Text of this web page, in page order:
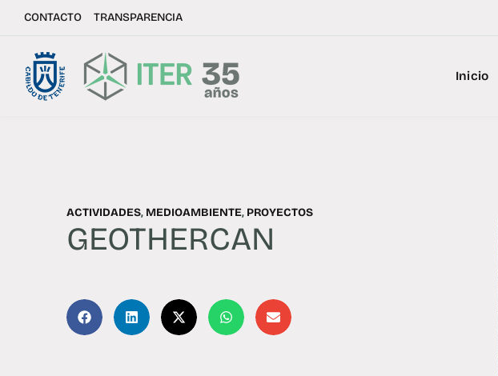
CONTACTO TRANSPARENCIA
Inicio
ACTIVIDADES, MEDIOAMBIENTE, PROYECTOS
GEOTHERCAN